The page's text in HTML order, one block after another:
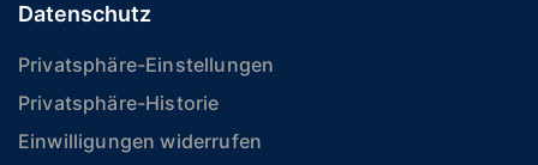
Datenschutz
Privatsphäre-Einstellungen
Privatsphäre-Historie
Einwilligungen widerrufen